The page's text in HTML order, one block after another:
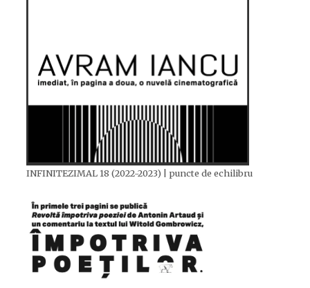
INFINITEZIMAL 18 (2022-2023) | puncte de echilibru